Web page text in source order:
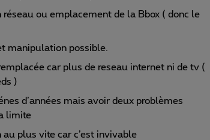
réseau ou emplacement de la Bbox ( donc le
manipulation possible.
car plus de reseau internet ni de tv (
)
d’années mais avoir deux problèmes
limite
plus vite car c’est invivable